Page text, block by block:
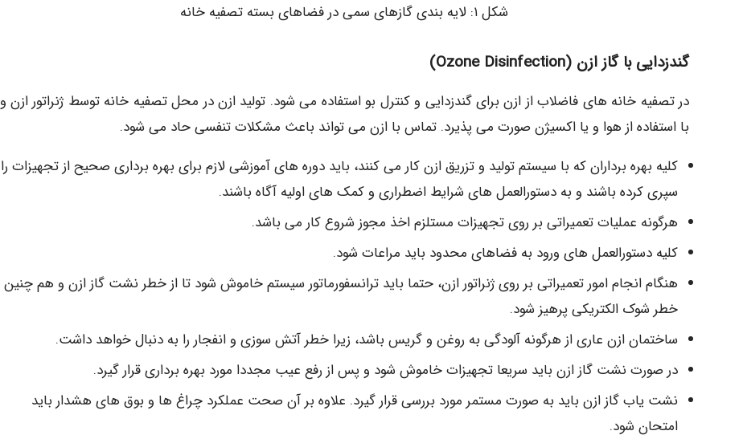
شکل ۱: لایه بندی گازهای سمی در فضاهای بسته تصفیه خانه
گندزدایی با گاز ازن (Ozone Disinfection)
در تصفیه خانه های فاضلاب از ازن برای گندزدایی و کنترل بو استفاده می شود. تولید ازن در محل تصفیه خانه توسط ژنراتور ازن و
با استفاده از هوا و یا اکسیژن صورت می پذیرد. تماس با ازن می تواند باعث مشکلات تنفسی حاد می شود.
کلیه بهره برداران که با سیستم تولید و تزریق ازن کار می کنند، باید دوره های آموزشی لازم برای بهره برداری صحیح از تجهیزات را
سپری کرده باشند و به دستورالعمل های شرایط اضطراری و کمک های اولیه آگاه باشند.
هرگونه عملیات تعمیراتی بر روی تجهیزات مستلزم اخذ مجوز شروع کار می باشد.
کلیه دستورالعمل های ورود به فضاهای محدود باید مراعات شود.
هنگام انجام امور تعمیراتی بر روی ژنراتور ازن، حتما باید ترانسفورماتور سیستم خاموش شود تا از خطر نشت گاز ازن و هم چنین
خطر شوک الکتریکی پرهیز شود.
ساختمان ازن عاری از هرگونه آلودگی به روغن و گریس باشد، زیرا خطر آتش سوزی و انفجار را به دنبال خواهد داشت.
در صورت نشت گاز ازن باید سریعا تجهیزات خاموش شود و پس از رفع عیب مجددا مورد بهره برداری قرار گیرد.
نشت یاب گاز ازن باید به صورت مستمر مورد بررسی قرار گیرد. علاوه بر آن صحت عملکرد چراغ ها و بوق های هشدار باید
امتحان شود.